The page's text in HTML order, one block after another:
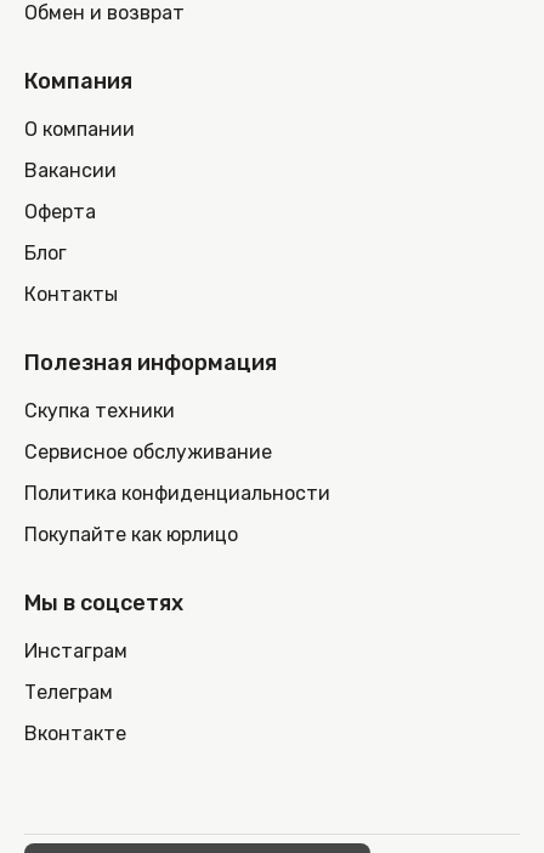
Обмен и возврат
Компания
О компании
Вакансии
Оферта
Блог
Контакты
Полезная информация
Скупка техники
Сервисное обслуживание
Политика конфиденциальности
Покупайте как юрлицо
Мы в соцсетях
Инстаграм
Телеграм
Вконтакте